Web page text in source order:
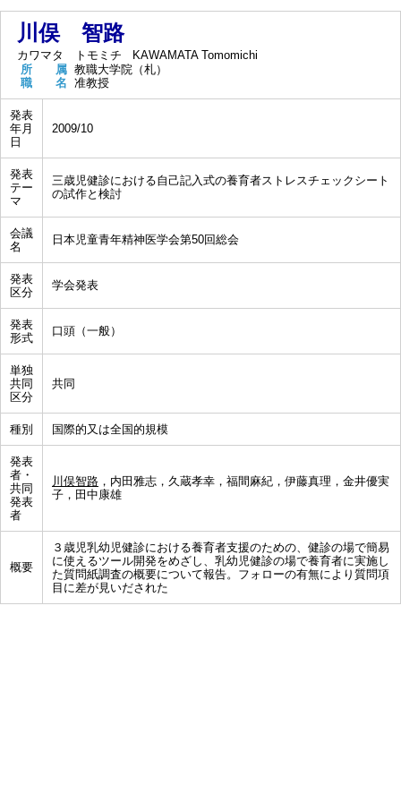
川俣 智路
カワマタ トモミチ
KAWAMATA Tomomichi
所 属 教職大学院（札）
職 名 准教授
発表
年月
日
2009/10
発表
テー
マ
三歳児健診における自己記入式の養育者ストレスチェックシート
の試作と検討
会議
名
日本児童青年精神医学会第50回総会
発表
区分
学会発表
発表
形式
口頭（一般）
単独
共同
区分
共同
種別 国際的又は全国的規模
発表
者・
共同
発表
者
川俣智路 ，内田雅志，久蔵孝幸，福間麻紀，伊藤真理，金井優実
子，田中康雄
概要
３歳児乳幼児健診における養育者支援のための、健診の場で簡易
に使えるツール開発をめざし、乳幼児健診の場で養育者に実施し
た質問紙調査の概要について報告。フォローの有無により質問項
目に差が見いだされた